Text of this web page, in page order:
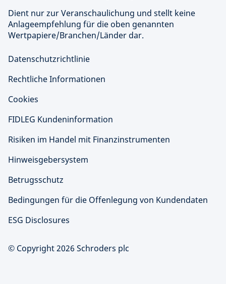
Dient nur zur Veranschaulichung und stellt keine
Anlageempfehlung für die oben genannten
Wertpapiere/Branchen/Länder dar.
Datenschutzrichtlinie
Rechtliche Informationen
Cookies
FIDLEG Kundeninformation
Risiken im Handel mit Finanzinstrumenten
Hinweisgebersystem
Betrugsschutz
Bedingungen für die Offenlegung von Kundendaten
ESG Disclosures
© Copyright 2026 Schroders plc